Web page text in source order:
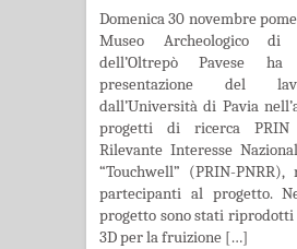
Domenica 30 novembre
Museo Archeologico di
dell’Oltrepò Pavese
presentazione del
dall’Università di Pavia
progetti di ricerca
Rilevante Interesse
“Touchwell” (PRIN-
partecipanti al progetto.
progetto sono stati riprodotti
3D per la fruizione […]